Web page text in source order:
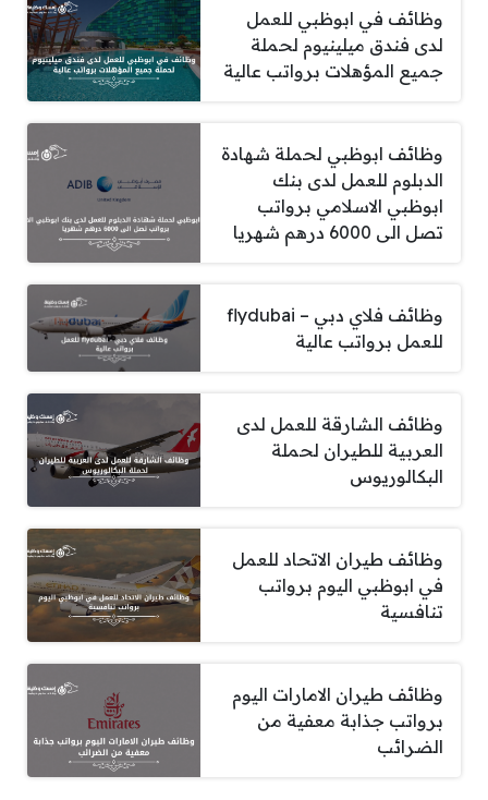
وظائف في ابوظبي للعمل
لدى فندق ميلينيوم لحملة
جميع المؤهلات برواتب عالية
وظائف ابوظبي لحملة شهادة
الدبلوم للعمل لدى بنك
ابوظبي الاسلامي برواتب
تصل الى 6000 درهم شهريا
وظائف فلاي دبي – flydubai
للعمل برواتب عالية
وظائف الشارقة للعمل لدى
العربية للطيران لحملة
البكالوريوس
وظائف طيران الاتحاد للعمل
في ابوظبي اليوم برواتب
تنافسية
وظائف طيران الامارات اليوم
برواتب جذابة معفية من
الضرائب